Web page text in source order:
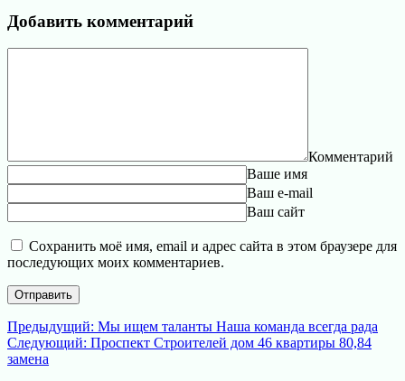
Добавить комментарий
Комментарий
Ваше имя
Ваш e-mail
Ваш сайт
Сохранить моё имя, email и адрес сайта в этом браузере для
последующих моих комментариев.
Навигация
по
Предыдущий: Предыдущая
запись:
Мы ищем таланты Наша команда всегда рада
Следующий: Следующая
Проспект Строителей дом 46 квартиры 80,84
замена